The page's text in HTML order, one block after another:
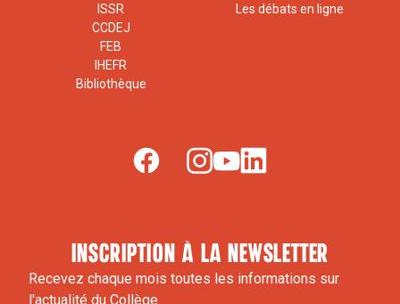
ISSR
CCDEJ
FEB
IHEFR
Bibliothèque
Les débats en ligne
inscription à la newsletter
Recevez chaque mois toutes les informations sur
l'actualité du Collège.